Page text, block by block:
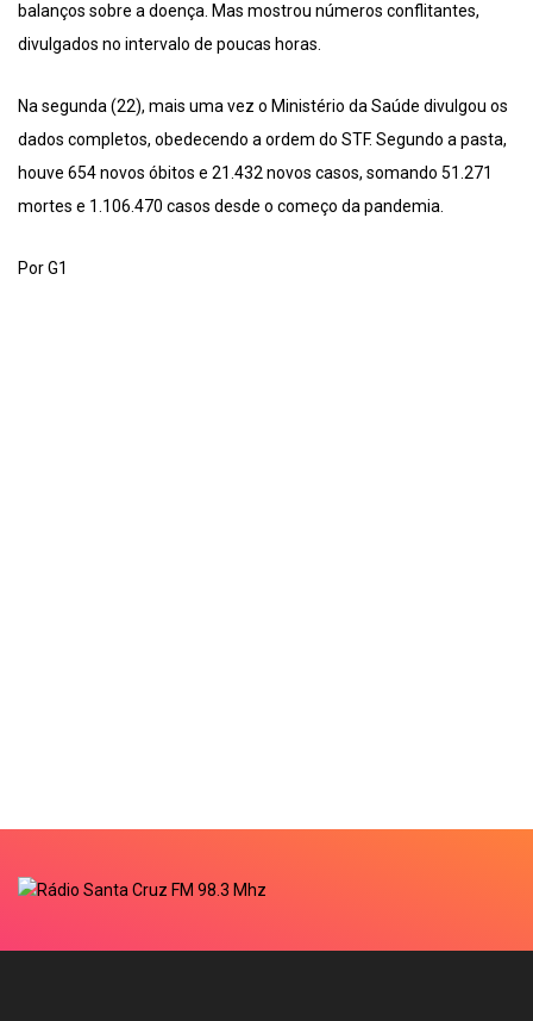
balanços sobre a doença. Mas mostrou números conflitantes,
divulgados no intervalo de poucas horas.
Na segunda (22), mais uma vez o Ministério da Saúde divulgou os
dados completos, obedecendo a ordem do STF. Segundo a pasta,
houve 654 novos óbitos e 21.432 novos casos, somando 51.271
mortes e 1.106.470 casos desde o começo da pandemia.
Por G1